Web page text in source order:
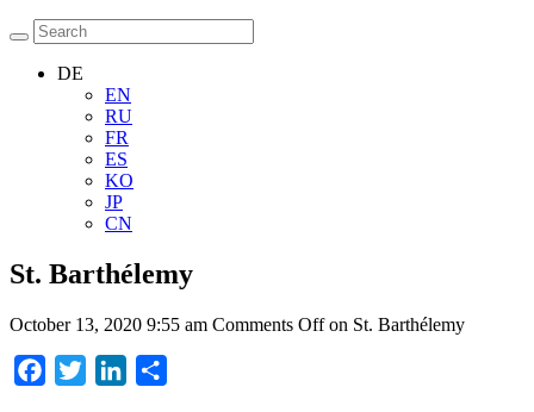
DE
EN
RU
FR
ES
KO
JP
CN
St. Barthélemy
October 13, 2020 9:55 am Comments Offon St. Barthélemy
Facebook
Twitter LinkedIn